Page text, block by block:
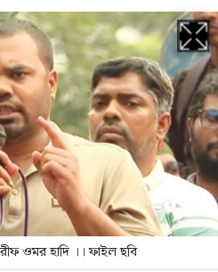
ওমর হাদি ।। ফাইল ছবি